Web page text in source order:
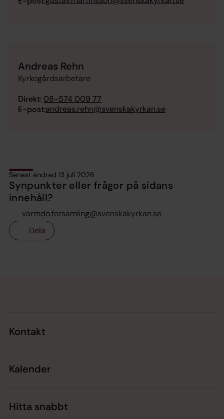
Andreas Rehn
Kyrkogårdsarbetare
Direkt: 08-574 009 77
E-post:andreas.rehn@svenskakyrkan.se
Senast ändrad 13 juli 2026
Synpunkter eller frågor på sidans
innehåll?
varmdo.forsamling@svenskakyrkan.se
Dela
Kontakt
Kalender
Hitta snabbt